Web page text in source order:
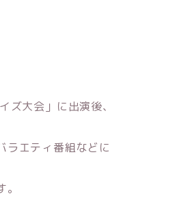
ズ大会」に出演後、
ラエティ番組などに